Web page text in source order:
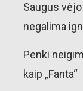
Saugus
negalima
Penki
kaip „Fanta“